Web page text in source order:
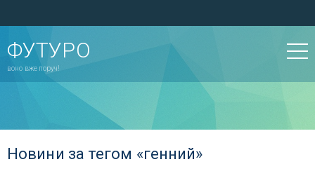
ФУТУРО
воно вже поруч!
Новини за тегом «генний»